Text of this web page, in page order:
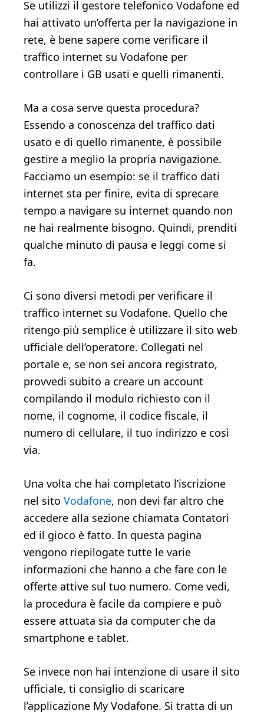
Se utilizzi il gestore telefonico Vodafone ed
hai attivato un’offerta per la navigazione in
rete, è bene sapere come verificare il
traffico internet su Vodafone per
controllare i GB usati e quelli rimanenti.
Ma a cosa serve questa procedura?
Essendo a conoscenza del traffico dati
usato e di quello rimanente, è possibile
gestire a meglio la propria navigazione.
Facciamo un esempio: se il traffico dati
internet sta per finire, evita di sprecare
tempo a navigare su internet quando non
ne hai realmente bisogno. Quindi, prenditi
qualche minuto di pausa e leggi come si
fa.
Ci sono diversi metodi per verificare il
traffico internet su Vodafone. Quello che
ritengo più semplice è utilizzare il sito web
ufficiale dell’operatore. Collegati nel
portale e, se non sei ancora registrato,
provvedi subito a creare un account
compilando il modulo richiesto con il
nome, il cognome, il codice fiscale, il
numero di cellulare, il tuo indirizzo e così
via.
Una volta che hai completato l’iscrizione
nel sito Vodafone, non devi far altro che
accedere alla sezione chiamata Contatori
ed il gioco è fatto. In questa pagina
vengono riepilogate tutte le varie
informazioni che hanno a che fare con le
offerte attive sul tuo numero. Come vedi,
la procedura è facile da compiere e può
essere attuata sia da computer che da
smartphone e tablet.
Se invece non hai intenzione di usare il sito
ufficiale, ti consiglio di scaricare
l’applicazione My Vodafone. Si tratta di un